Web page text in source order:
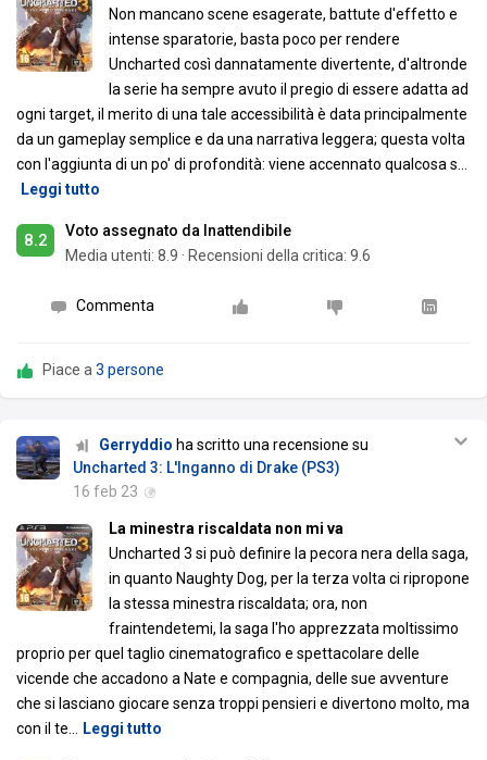
Non mancano scene esagerate, battute d'effetto e
intense sparatorie, basta poco per rendere
Uncharted così dannatamente divertente, d'altronde
la serie ha sempre avuto il pregio di essere adatta ad
ogni target, il merito di una tale accessibilità è data principalmente
da un gameplay semplice e da una narrativa leggera; questa volta
con l'aggiunta di un po' di profondità: viene accennato qualcosa s…
Leggi tutto
8.2
Voto assegnato da Inattendibile
Media utenti: 8.9 · Recensioni della critica: 9.6
Commenta
Piace a3 persone
Gerryddio ha scritto una recensione su
Uncharted 3: L'Inganno di Drake (PS3)
16 feb 23
La minestra riscaldata non mi va
Uncharted 3 si può definire la pecora nera della saga,
in quanto Naughty Dog, per la terza volta ci ripropone
la stessa minestra riscaldata; ora, non
fraintendetemi, la saga l'ho apprezzata moltissimo
proprio per quel taglio cinematografico e spettacolare delle
vicende che accadono a Nate e compagnia, delle sue avventure
che si lasciano giocare senza troppi pensieri e divertono molto, ma
con il te… Leggi tutto